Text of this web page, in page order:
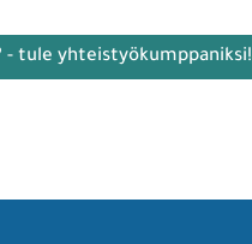
- tule yhteistyökumppaniksi!